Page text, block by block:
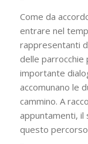
Come da
entrare nel
rappresentanti
delle parrocchie
importante
accomunano le
cammino. A
appuntamenti, il
questo